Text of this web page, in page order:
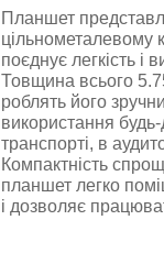
Планшет
цільнометалевому
поєднує легкість і
Товщина всього
роблять його
використання
транспорті, в
Компактність
планшет легко
і дозволяє